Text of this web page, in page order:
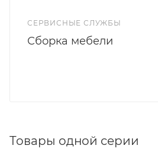
СЕРВИСНЫЕ СЛУЖБЫ
Сборка мебели
Товары одной серии